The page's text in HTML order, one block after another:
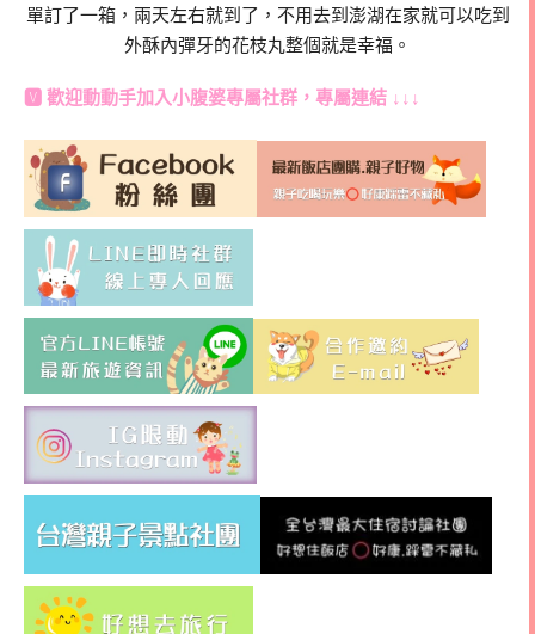
單訂了一箱，兩天左右就到了，不用去到澎湖在家就可以吃到
外酥內彈牙的花枝丸整個就是幸福。
🆅 歡迎動動手加入小腹婆專屬社群 ，專屬連結 ↓↓↓